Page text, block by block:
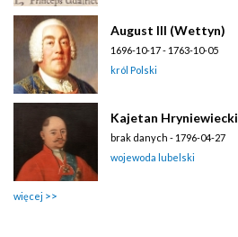
August III (Wettyn)
1696-10-17 - 1763-10-05
król Polski
Kajetan Hryniewiecki
brak danych - 1796-04-27
wojewoda lubelski
więcej